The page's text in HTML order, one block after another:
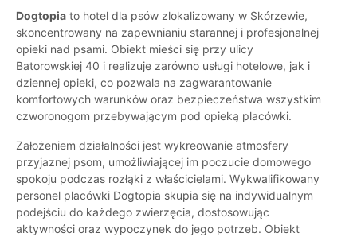
Dogtopia to hotel dla psów zlokalizowany w Skórzewie,
skoncentrowany na zapewnianiu starannej i profesjonalnej
opieki nad psami. Obiekt mieści się przy ulicy
Batorowskiej 40 i realizuje zarówno usługi hotelowe, jak i
dziennej opieki, co pozwala na zagwarantowanie
komfortowych warunków oraz bezpieczeństwa wszystkim
czworonogom przebywającym pod opieką placówki.
Założeniem działalności jest wykreowanie atmosfery
przyjaznej psom, umożliwiającej im poczucie domowego
spokoju podczas rozłąki z właścicielami. Wykwalifikowany
personel placówki Dogtopia skupia się na indywidualnym
podejściu do każdego zwierzęcia, dostosowując
aktywności oraz wypoczynek do jego potrzeb. Obiekt